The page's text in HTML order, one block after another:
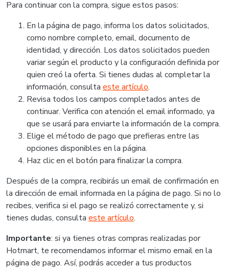
Para continuar con la compra, sigue estos pasos:
En la página de pago, informa los datos solicitados,
como nombre completo, email, documento de
identidad, y dirección. Los datos solicitados pueden
variar según el producto y la configuración definida por
quien creó la oferta. Si tienes dudas al completar la
información, consulta este artículo.
Revisa todos los campos completados antes de
continuar. Verifica con atención el email informado, ya
que se usará para enviarte la información de la compra.
Elige el método de pago que prefieras entre las
opciones disponibles en la página.
Haz clic en el botón para finalizar la compra.
Después de la compra, recibirás un email de confirmación en
la dirección de email informada en la página de pago. Si no lo
recibes, verifica si el pago se realizó correctamente y, si
tienes dudas, consulta este artículo.
Importante: si ya tienes otras compras realizadas por
Hotmart, te recomendamos informar el mismo email en la
página de pago. Así, podrás acceder a tus productos